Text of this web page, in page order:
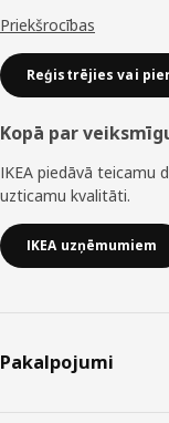
Priekšrocības
Reģistrējies vai
Kopā par
IKEA piedāvā teicamu
uzticamu kvalitāti.
IKEA uzņēmumiem
Pakalpojumi